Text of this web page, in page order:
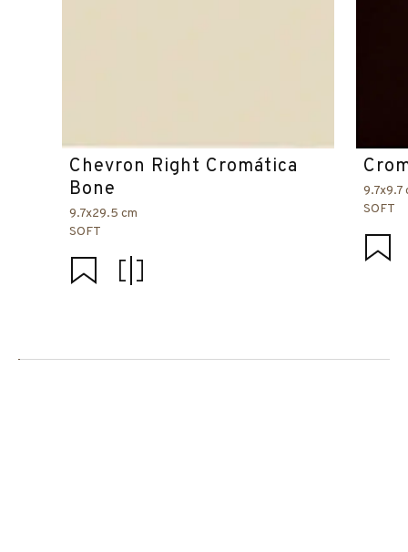
Chevron Right Cromática
Bone
9.7x29.5 cm
SOFT
9.7x9.7
SOFT